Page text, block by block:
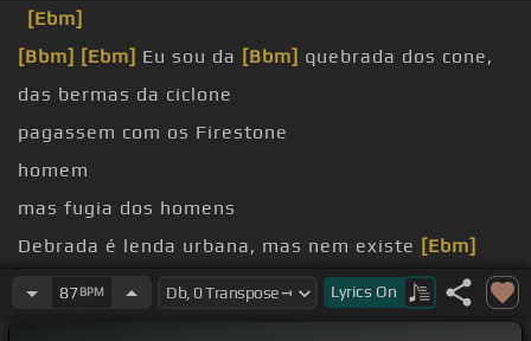
[Ebm]
[Bbm] [Ebm] Eu sou da [Bbm] quebrada dos cone,
das bermas da ciclone
pagassem com os Firestone
homem
mas fugia dos homens
Debrada é lenda urbana, mas nem existe [Ebm]
lobisomem
87BPM Lyrics On